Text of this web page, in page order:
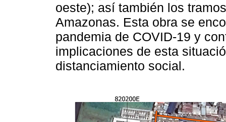
oeste); así también los
Amazonas. Esta obra se
pandemia de COVID-19 y
implicaciones de esta
distanciamiento social.